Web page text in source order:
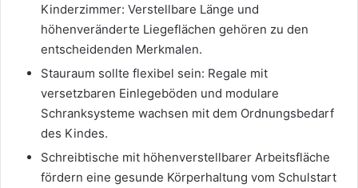
Kinderzimmer: Verstellbare Länge und
höhenveränderte Liegeflächen gehören zu den
entscheidenden Merkmalen.
Stauraum sollte flexibel sein: Regale mit
versetzbaren Einlegeböden und modulare
Schranksysteme wachsen mit dem Ordnungsbedarf
des Kindes.
Schreibtische mit höhenverstellbarer Arbeitsfläche
fördern eine gesunde Körperhaltung vom Schulstart